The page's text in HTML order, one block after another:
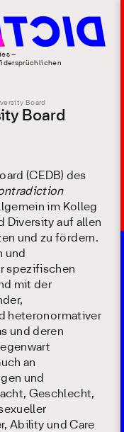
–
Board
Board
(CEDB) des
im Kolleg
Diversity auf allen
und zu fördern.
und
spezifischen
mit der
heteronormativer
und deren
an
und
Geschlecht,
Ability und Care